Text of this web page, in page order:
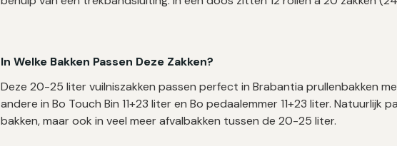
In Welke Bakken Passen Deze Zakken?
Deze 20-25 liter vuilniszakken passen perfect in Brabantia prullenbakken
anderein Bo Touch Bin 11+23 liter en Bo pedaalemmer 11+23 liter. Natuurlijk
bakken, maar ook in veel meer afvalbakken tussen de 20-25 liter.